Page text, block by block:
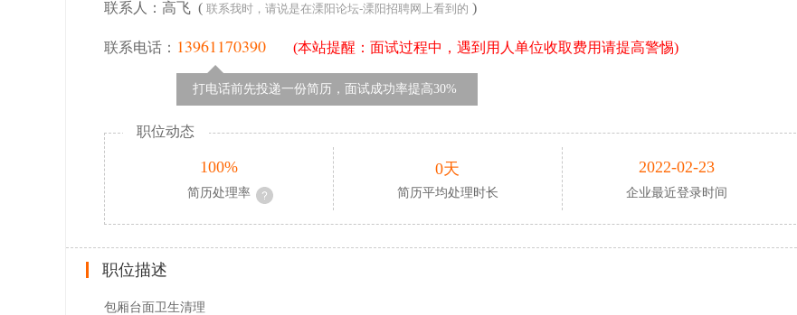
联系人：高飞 ( 联系我时，请说是在溧阳论坛-溧阳招聘网上看到的 )
联系电话： 13961170390 (本站提醒：面试过程中，遇到用人单位收取费用请提高警惕)
打电话前先投递一份简历，面试成功率提高30%
职位动态
100%
简历处理率
0天
简历平均处理时长
2022-02-23
企业最近登录时间
职位描述
包厢台面卫生清理